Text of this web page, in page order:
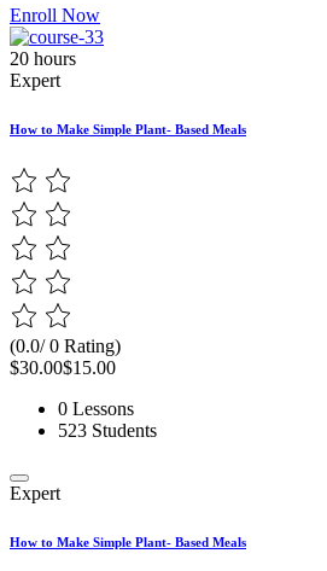
Enroll Now
20 hours
Expert
How to Make Simple Plant- Based Meals
(0.0/ 0 Rating)
$30.00$15.00
0 Lessons
523 Students
Expert
How to Make Simple Plant- Based Meals